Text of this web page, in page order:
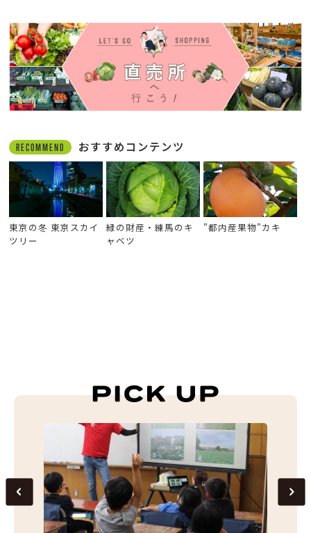
RECOMMEND おすすめコンテンツ
東京の冬 東京スカイ
ツリー
緑の財産・練馬のキ
ャベツ
"都内産果物"カキ